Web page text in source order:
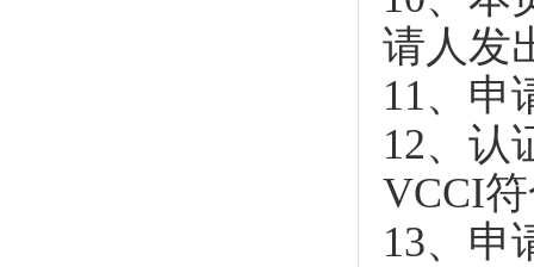
请人发
11、申
12、认
VCCI
13、申